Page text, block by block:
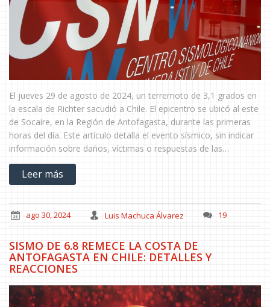
El jueves 29 de agosto de 2024, un terremoto de 3,1 grados en
la escala de Richter sacudió a Chile. El epicentro se ubicó al este
de Socaire, en la Región de Antofagasta, durante las primeras
horas del día. Este artículo detalla el evento sísmico, sin indicar
información sobre daños, víctimas o respuestas de las
autoridades.
Leer más
ago 30, 2024 Luis Machuca Álvarez 19
SISMO DE 6.8 REMECE LA COSTA DE
ANTOFAGASTA EN CHILE: DETALLES Y
REACCIONES